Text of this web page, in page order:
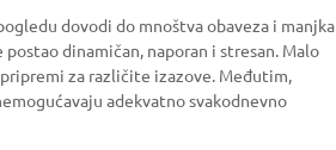
dovodi do mnoštva obaveza i manjka
dinamičan, naporan i stresan. Malo
za različite izazove. Međutim,
adekvatno svakodnevno